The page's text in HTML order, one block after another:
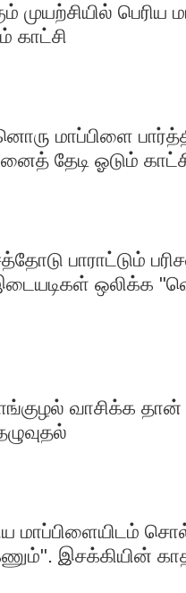
பெரிய
காட்சி
மாப்பிளை
தேடி ஓடும்
பாராட்டும்
இடையடிகள் ஒலிக்க
வாசிக்க தான்
மாப்பிளையிடம்
இசக்கியின்